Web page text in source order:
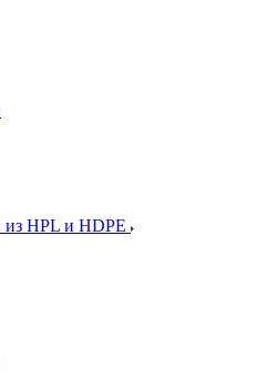
из HPL и HDPE